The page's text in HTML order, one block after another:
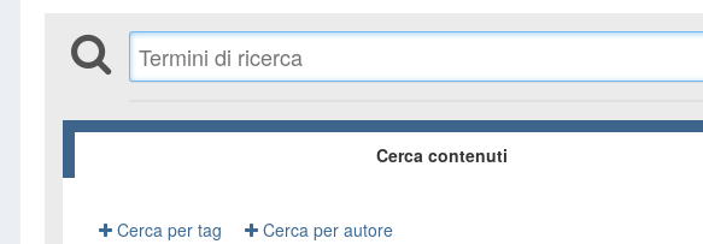
Cerca contenuti
Cerca per tag Cerca per autore